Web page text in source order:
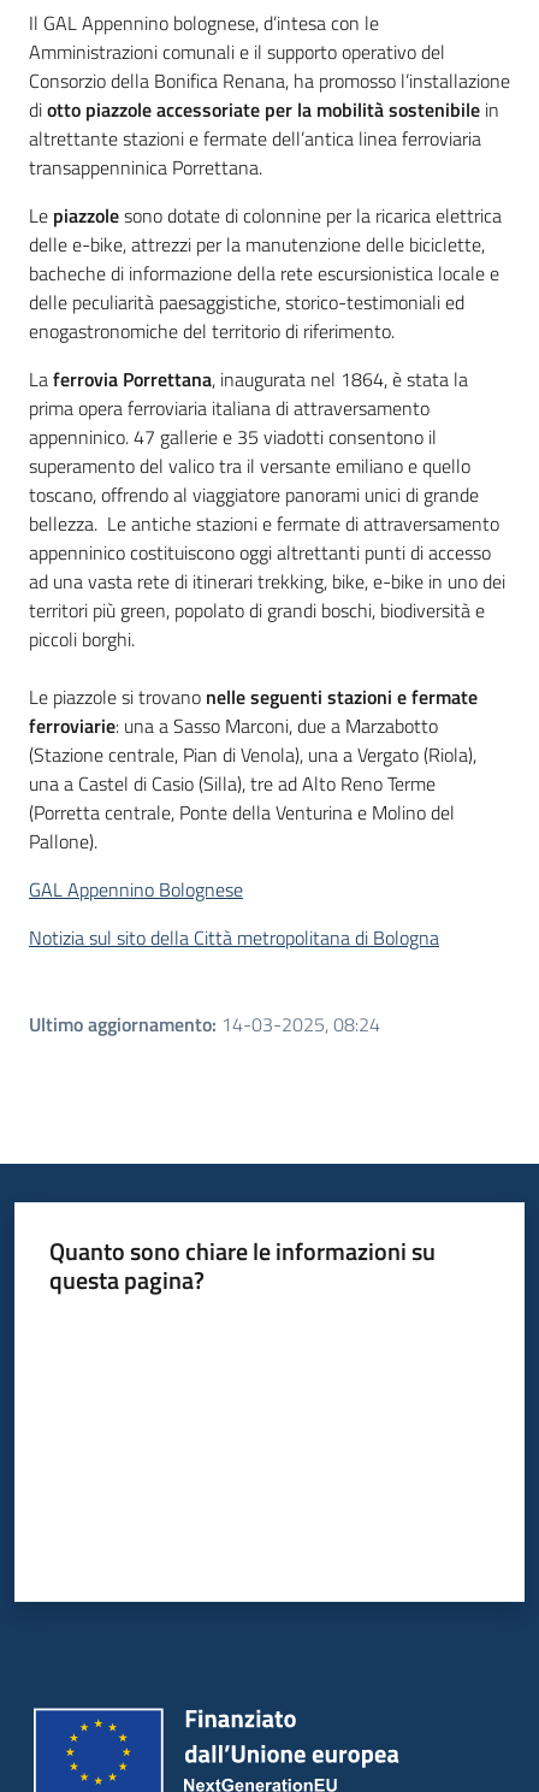
Introduzione
Il GAL Appennino bolognese, d’intesa con le
Amministrazioni comunali e il supporto operativo del
Consorzio della Bonifica Renana, ha promosso l’installazione
diotto piazzole accessoriate per la mobilità sostenibile in
altrettante stazioni e fermate dell’antica linea ferroviaria
transappenninica Porrettana.
Le piazzolesono dotate di colonnine per la ricarica elettrica
delle e-bike, attrezzi per la manutenzione delle biciclette,
bacheche di informazione della rete escursionistica locale e
delle peculiarità paesaggistiche, storico-testimoniali ed
enogastronomiche del territorio di riferimento.
Laferrovia Porrettana, inaugurata nel 1864, è stata la
prima opera ferroviaria italiana di attraversamento
appenninico. 47 gallerie e 35 viadotti consentono il
superamento del valico tra il versante emiliano e quello
toscano, offrendo al viaggiatore panorami unici di grande
bellezza. Le antiche stazioni e fermate di attraversamento
appenninico costituiscono oggi altrettanti punti di accesso
ad una vasta rete di itinerari trekking, bike, e-bike in uno dei
territori più green, popolato di grandi boschi, biodiversità e
piccoli borghi.
Le piazzole si trovano nelle seguenti stazioni e fermate
ferroviarie: una a Sasso Marconi, due a Marzabotto
(Stazione centrale, Pian di Venola), una a Vergato (Riola),
una a Castel di Casio (Silla), tre ad Alto Reno Terme
(Porretta centrale, Ponte della Venturina e Molino del
Pallone).
GAL Appennino Bolognese
Notizia sul sito della Città metropolitana di Bologna
Ultimo aggiornamento: 14-03-2025, 08:24
Quanto sono chiare le informazioni su
questa pagina?